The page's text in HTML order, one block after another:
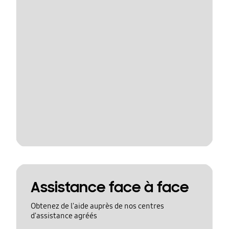
Assistance face à face
Obtenez de l'aide auprès de nos centres
d'assistance agréés